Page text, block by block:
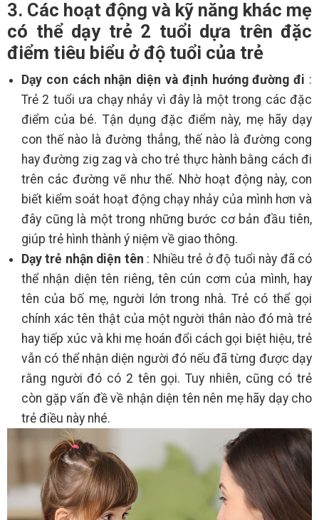
3. Các hoạt động và kỹ năng khác mẹ
có thể dạy trẻ 2 tuổi dựa trên đặc
điểm tiêu biểu ở độ tuổi của trẻ
Dạy con cách nhận diện và định hướng đường đi :
Trẻ 2 tuổi ưa chạy nhảy vì đây là một trong các đặc
điểm của bé. Tận dụng đặc điểm này, mẹ hãy dạy
con thế nào là đường thẳng, thế nào là đường cong
hay đường zig zag và cho trẻ thực hành bằng cách đi
trên các đường vẽ như thế. Nhờ hoạt động này, con
biết kiểm soát hoạt động chạy nhảy của mình hơn và
đây cũng là một trong những bước cơ bản đầu tiên,
giúp trẻ hình thành ý niệm về giao thông.
Dạy trẻ nhận diện tên : Nhiều trẻ ở độ tuổi này đã có
thể nhận diện tên riêng, tên cún cơm của mình, hay
tên của bố mẹ, người lớn trong nhà. Trẻ có thể gọi
chính xác tên thật của một người thân nào đó mà trẻ
hay tiếp xúc và khi mẹ hoán đổi cách gọi biệt hiệu, trẻ
vẫn có thể nhận diện người đó nếu đã từng được dạy
rằng người đó có 2 tên gọi. Tuy nhiên, cũng có trẻ
còn gặp vấn đề về nhận diện tên nên mẹ hãy dạy cho
trẻ điều này nhé.